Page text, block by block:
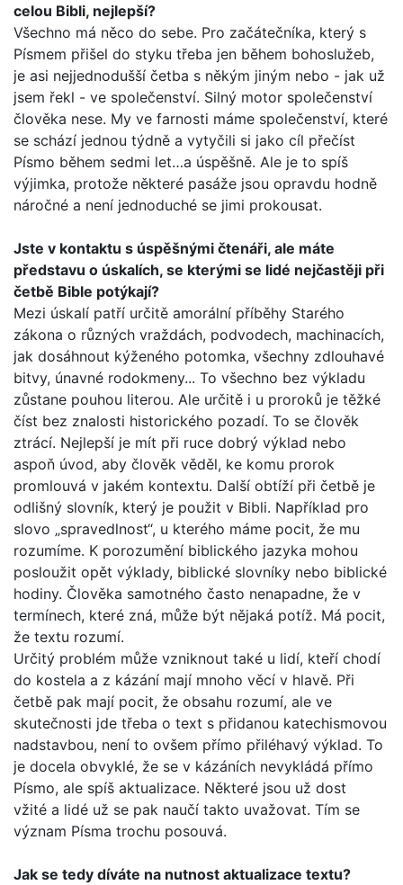
celou Bib­li, nejlepší?
Všechno má něco do sebe. Pro začátečníka, který s
Písmem přišel do styku třeba jen během bohoslužeb,
je asi nejjedno­dušší četba s někým jiným nebo - jak už
jsem řekl - ve spole­čenství. Silný motor společenství
člověka nese. My ve farnosti máme společenství, které
se schází jednou týdně a vytyčili si jako cíl přečíst
Písmo během sedmi let…a úspěšně. Ale je to spíš
výjimka, protože některé pasáže jsou opravdu hodně
náročné a není jednoduché se jimi prokousat.
Jste v kontaktu s úspěšnými čtenáři, ale máte
představu o úskalích, se kterými se lidé nejčastěji při
četbě Bible potý­kají?
Mezi úskalí patří určitě amorální příběhy Starého
zákona o různých vraždách, podvodech, machinacích,
jak dosáhnout kýženého potomka, všechny zdlouhavé
bitvy, únavné rodo­kmeny... To všechno bez výkladu
zůstane pouhou literou. Ale určitě i u proroků je těžké
číst bez znalosti historického pozadí. To se člověk
ztrácí. Nejlepší je mít při ruce dobrý výklad nebo
aspoň úvod, aby člověk věděl, ke komu prorok
promlouvá v jakém kontextu. Další obtíží při četbě je
odlišný slovník, který je použit v Bibli. Například pro
slovo „spravedlnost“, u kterého máme pocit, že mu
rozumíme. K porozumění biblického jazyka mohou
posloužit opět výklady, biblické slovníky nebo biblické
hodiny. Člověka samotného často nenapadne, že v
termínech, které zná, může být nějaká potíž. Má pocit,
že textu rozumí.
Určitý problém může vzniknout také u lidí, kteří chodí
do kos­tela a z kázání mají mnoho věcí v hlavě. Při
četbě pak mají pocit, že obsahu rozumí, ale ve
skutečnosti jde třeba o text s přidanou katechismovou
nadstavbou, není to ovšem přímo přiléhavý výklad. To
je docela obvyklé, že se v kázáních nevy­kládá přímo
Písmo, ale spíš aktualizace. Některé jsou už dost
vžité a lidé už se pak naučí takto uvažovat. Tím se
význam Písma trochu posouvá.
Jak se tedy díváte na nutnost aktualizace textu?